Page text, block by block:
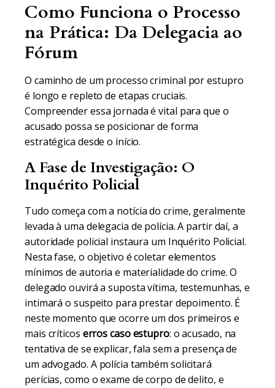
Como Funciona o Processo
na Prática: Da Delegacia ao
Fórum
O caminho de um processo criminal por estupro
é longo e repleto de etapas cruciais.
Compreender essa jornada é vital para que o
acusado possa se posicionar de forma
estratégica desde o início.
A Fase de Investigação: O
Inquérito Policial
Tudo começa com a notícia do crime, geralmente
levada à uma delegacia de polícia. A partir daí, a
autoridade policial instaura um Inquérito Policial.
Nesta fase, o objetivo é coletar elementos
mínimos de autoria e materialidade do crime. O
delegado ouvirá a suposta vítima, testemunhas, e
intimará o suspeito para prestar depoimento. É
neste momento que ocorre um dos primeiros e
mais críticos erros caso estupro: o acusado, na
tentativa de se explicar, fala sem a presença de
um advogado. A polícia também solicitará
perícias, como o exame de corpo de delito, e